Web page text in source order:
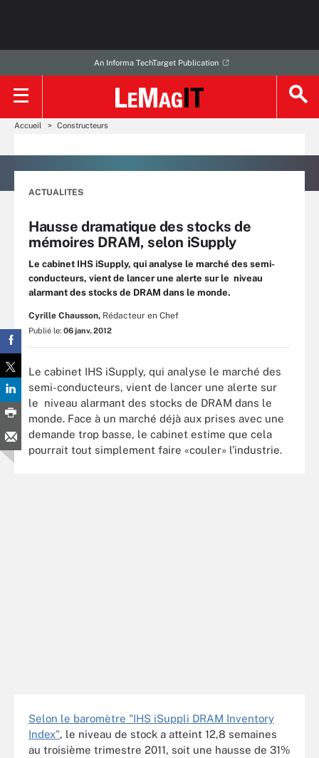
An Informa TechTarget Publication
Accueil Constructeurs
ACTUALITES
Hausse dramatique des stocks de
mémoires DRAM, selon iSupply
Le cabinet IHS iSupply, qui analyse le marché des semi-
conducteurs, vient de lancer une alerte sur le niveau
alarmant des stocks de DRAM dans le monde.
Cyrille Chausson, Rédacteur en Chef
Publié le: 06 janv. 2012
Le cabinet IHS iSupply, qui analyse le marché des
semi-conducteurs, vient de lancer une alerte sur
le niveau alarmant des stocks de DRAM dans le
monde. Face à un marché déjà aux prises avec une
demande trop basse, le cabinet estime que cela
pourrait tout simplement faire «couler» l’industrie.
Selon le baromètre "IHS iSuppli DRAM Inventory
Index", le niveau de stock a atteint 12,8 semaines
au troisième trimestre 2011, soit une hausse de 31%